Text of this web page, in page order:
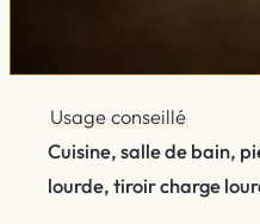
Usage conseillé
Cuisine, salle de bain,
lourde, tiroir charge